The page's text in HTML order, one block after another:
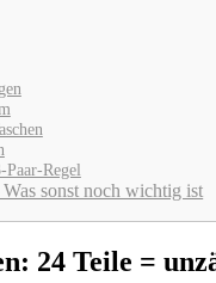
Regel
sonst noch wichtig ist
24 Teile =